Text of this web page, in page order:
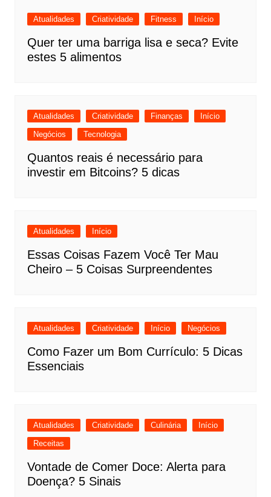
Atualidades Criatividade Fitness Início
Quer ter uma barriga lisa e seca? Evite
estes 5 alimentos
Atualidades Criatividade Finanças
Início
Negócios
Tecnologia
Quantos reais é necessário para
investir em Bitcoins? 5 dicas
Atualidades Início
Essas Coisas Fazem Você Ter Mau
Cheiro – 5 Coisas Surpreendentes
Atualidades Criatividade Início Negócios
Como Fazer um Bom Currículo: 5 Dicas
Essenciais
Atualidades Criatividade Culinária
Início
Receitas
Vontade de Comer Doce: Alerta para
Doença? 5 Sinais